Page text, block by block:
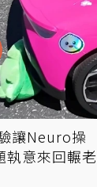
讓Neuro操
執意來回輾老